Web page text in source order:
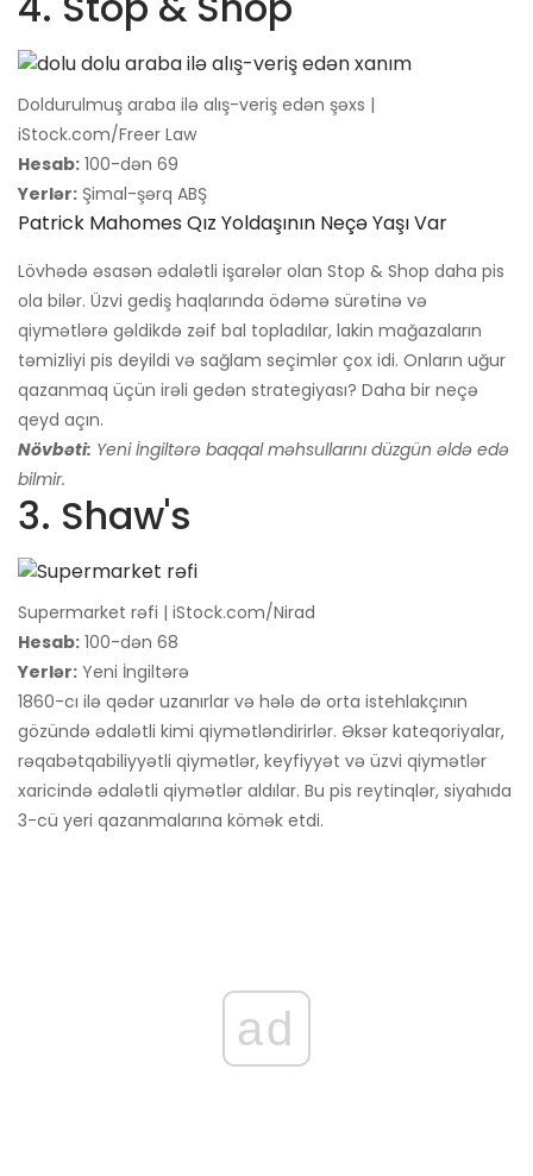
Doldurulmuş araba ilə alış-veriş edən şəxs |
iStock.com/Freer Law
Hesab: 100-dən 69
Yerlər: Şimal-şərq ABŞ
Patrick Mahomes Qız Yoldaşının Neçə Yaşı Var
Lövhədə əsasən ədalətli işarələr olan Stop & Shop daha pis
ola bilər. Üzvi gediş haqlarında ödəmə sürətinə və
qiymətlərə gəldikdə zəif bal topladılar, lakin mağazaların
təmizliyi pis deyildi və sağlam seçimlər çox idi. Onların uğur
qazanmaq üçün irəli gedən strategiyası? Daha bir neçə
qeyd açın.
Növbəti: Yeni İngiltərə baqqal məhsullarını düzgün əldə edə
bilmir.
3. Shaw's
Supermarket rəfi | iStock.com/Nirad
Hesab: 100-dən 68
Yerlər: Yeni İngiltərə
1860-cı ilə qədər uzanırlar və hələ də orta istehlakçının
gözündə ədalətli kimi qiymətləndirirlər. Əksər kateqoriyalar,
rəqabətqabiliyyətli qiymətlər, keyfiyyət və üzvi qiymətlər
xaricində ədalətli qiymətlər aldılar. Bu pis reytinqlər, siyahıda
3-cü yeri qazanmalarına kömək etdi.
ad